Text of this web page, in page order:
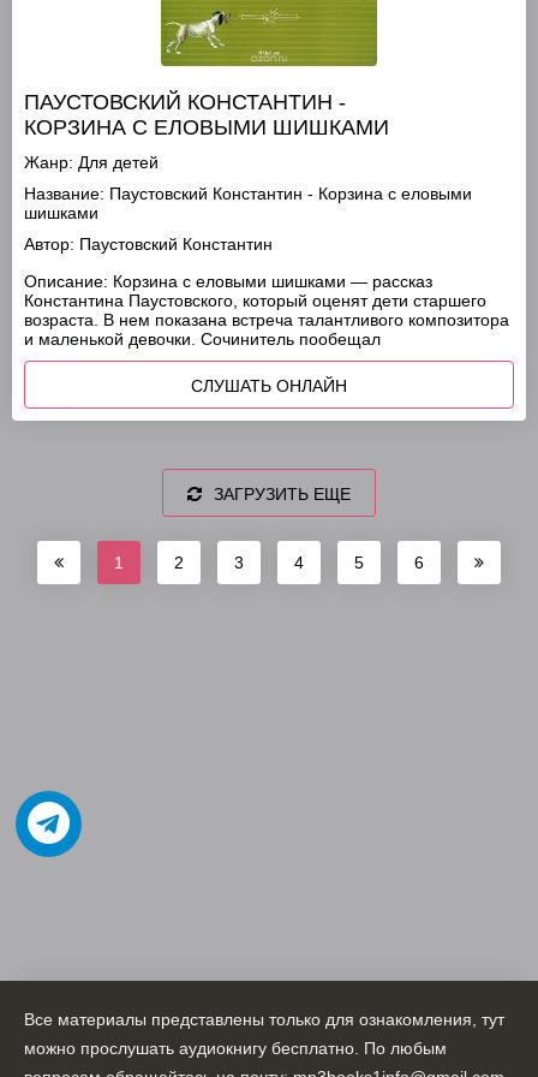
ПАУСТОВСКИЙ КОНСТАНТИН -
КОРЗИНА С ЕЛОВЫМИ ШИШКАМИ
Жанр: Для детей
Название: Паустовский Константин - Корзина с еловыми
шишками
Автор: Паустовский Константин
Описание: Корзина с еловыми шишками — рассказ
Константина Паустовского, который оценят дети старшего
возраста. В нем показана встреча талантливого композитора
и маленькой девочки. Сочинитель пообещал
СЛУШАТЬ ОНЛАЙН
ЗАГРУЗИТЬ ЕЩЕ
1 2 3 4 5 6
Все материалы представлены только для ознакомления, тут
можно прослушать аудиокнигу бесплатно. По любым